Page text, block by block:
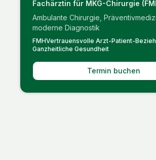
Fachärztin für MKG-Chirurgie
Ambulante Chirurgie,
moderne Diagnostik
FMHVertrauensvolle Arzt-Patient-
Ganzheitliche Gesundheit
Termin buchen